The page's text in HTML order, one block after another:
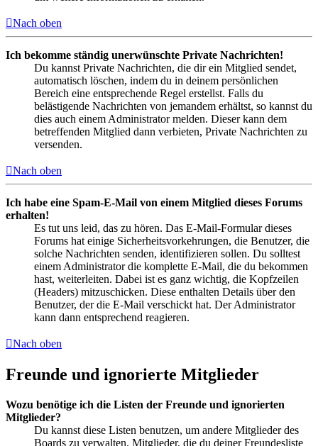
Nach oben
Ich bekomme ständig unerwünschte Private Nachrichten!
Du kannst Private Nachrichten, die dir ein Mitglied sendet,
automatisch löschen, indem du in deinem persönlichen
Bereich eine entsprechende Regel erstellst. Falls du
belästigende Nachrichten von jemandem erhältst, so kannst du
dies auch einem Administrator melden. Dieser kann dem
betreffenden Mitglied dann verbieten, Private Nachrichten zu
versenden.
Nach oben
Ich habe eine Spam-E-Mail von einem Mitglied dieses Forums
erhalten!
Es tut uns leid, das zu hören. Das E-Mail-Formular dieses
Forums hat einige Sicherheitsvorkehrungen, die Benutzer, die
solche Nachrichten senden, identifizieren sollen. Du solltest
einem Administrator die komplette E-Mail, die du bekommen
hast, weiterleiten. Dabei ist es ganz wichtig, die Kopfzeilen
(Headers) mitzuschicken. Diese enthalten Details über den
Benutzer, der die E-Mail verschickt hat. Der Administrator
kann dann entsprechend reagieren.
Nach oben
Freunde und ignorierte Mitglieder
Wozu benötige ich die Listen der Freunde und ignorierten
Mitglieder?
Du kannst diese Listen benutzen, um andere Mitglieder des
Boards zu verwalten. Mitglieder, die du deiner Freundesliste